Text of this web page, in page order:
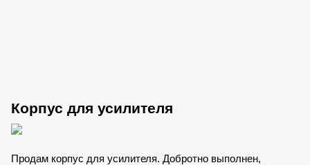
Корпус для усилителя
Продам корпус для усилителя. Добротно выполнен,